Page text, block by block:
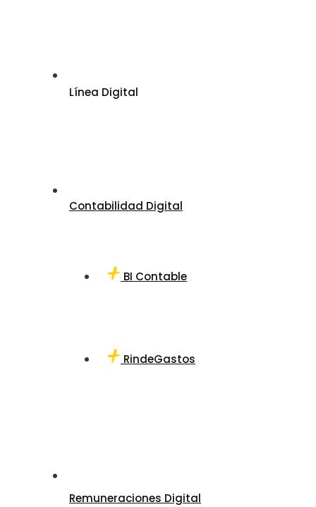
Línea Digital
Contabilidad Digital
BI Contable
RindeGastos
Remuneraciones Digital